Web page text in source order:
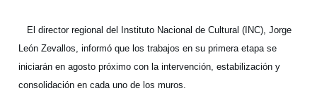
El director regional del Instituto Nacional de Cultural (INC), Jorge
León Zevallos, informó que los trabajos en su primera etapa se
iniciarán en agosto próximo con la intervención, estabilización y
consolidación en cada uno de los muros.